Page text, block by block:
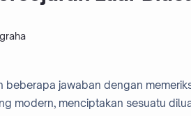
beberapa jawaban dengan
modern, menciptakan sesuatu